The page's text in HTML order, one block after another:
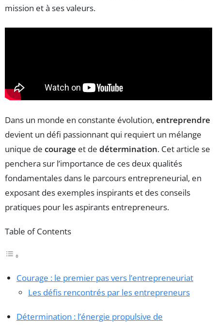
mission et à ses valeurs.
Dans un monde en constante évolution, entreprendre
devient un défi passionnant qui requiert un mélange
unique de courage et de détermination. Cet article se
penchera sur l’importance de ces deux qualités
fondamentales dans le parcours entrepreneurial, en
exposant des exemples inspirants et des conseils
pratiques pour les aspirants entrepreneurs.
Table of Contents
Courage : le premier pas vers l’entrepreneuriat
Les défis rencontrés par les entrepreneurs
Détermination : l’énergie propulsive de